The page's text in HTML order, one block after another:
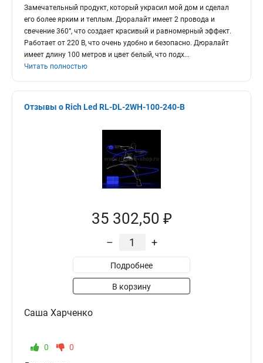
Замечательный продукт, который украсил мой дом и сделал
его более ярким и теплым. Дюралайт имеет 2 провода и
свечение 360°, что создает красивый и равномерный эффект.
Работает от 220 В, что очень удобно и безопасно. Дюралайт
имеет длину 100 метров и цвет белый, что подх...
Читать полностью
Отзывы о Rich Led RL-DL-2WH-100-240-B
35 302,50 ₽
– +
Подробнее
В корзину
Саша Харченко
0 0